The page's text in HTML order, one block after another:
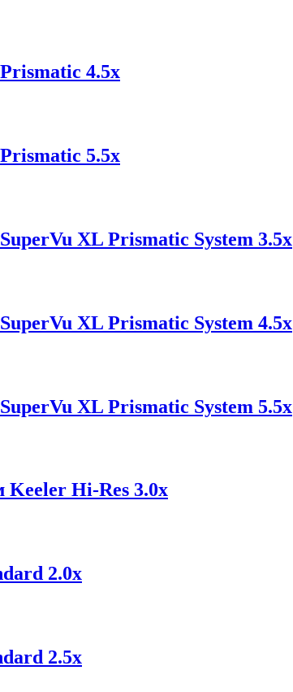
4.5x
5.5x
XL Prismatic System 3.5x
XL Prismatic System 4.5x
XL Prismatic System 5.5x
Hi-Res 3.0x
2.0x
2.5x